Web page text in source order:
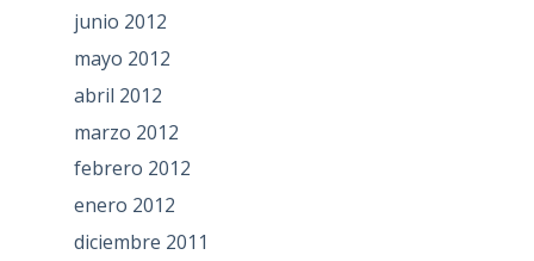
junio 2012
mayo 2012
abril 2012
marzo 2012
febrero 2012
enero 2012
diciembre 2011